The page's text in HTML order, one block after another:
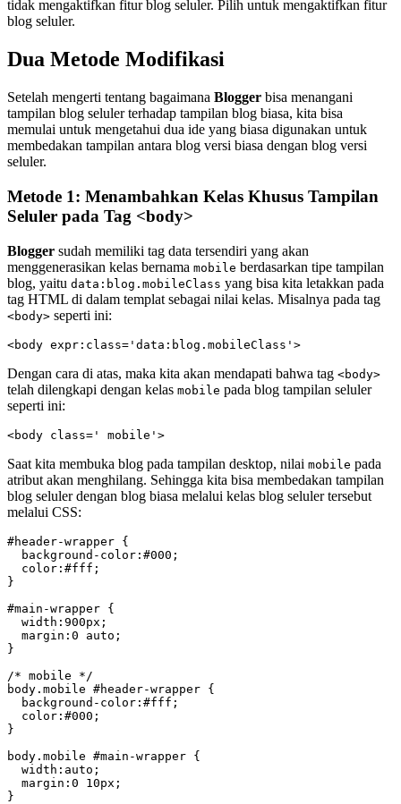
tidak mengaktifkan fitur blog seluler. Pilih untuk mengaktifkan fitur
blog seluler.
Dua Metode Modifikasi
Setelah mengerti tentang bagaimana Blogger bisa menangani
tampilan blog seluler terhadap tampilan blog biasa, kita bisa
memulai untuk mengetahui dua ide yang biasa digunakan untuk
membedakan tampilan antara blog versi biasa dengan blog versi
seluler.
Metode 1: Menambahkan Kelas Khusus Tampilan
Seluler pada Tag <body>
Blogger sudah memiliki tag data tersendiri yang akan
menggenerasikan kelas bernama mobile berdasarkan tipe tampilan
blog, yaitu data:blog.mobileClass yang bisa kita letakkan pada
tag HTML di dalam templat sebagai nilai kelas. Misalnya pada tag
<body> seperti ini:
<body expr:class='data:blog.mobileClass'>
Dengan cara di atas, maka kita akan mendapati bahwa tag <body>
telah dilengkapi dengan kelas mobile pada blog tampilan seluler
seperti ini:
<body class=' mobile'>
Saat kita membuka blog pada tampilan desktop, nilai mobile pada
atribut akan menghilang. Sehingga kita bisa membedakan tampilan
blog seluler dengan blog biasa melalui kelas blog seluler tersebut
melalui CSS:
#header-wrapper {
  background-color:#000;
  color:#fff;
}
#main-wrapper {
  width:900px;
  margin:0 auto;
}
/* mobile */
body.mobile #header-wrapper {
  background-color:#fff;
  color:#000;
}
body.mobile #main-wrapper {
  width:auto;
  margin:0 10px;
}